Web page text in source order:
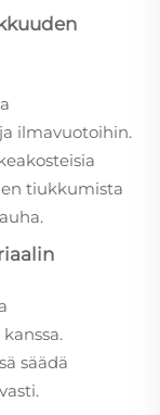
ilmavuotoihin.
tiukkumista
säädä